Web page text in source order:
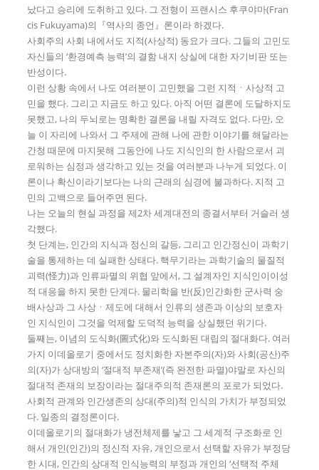
났다고 승리에 도취하고 있다. 그 전형이 프랜시스 후쿠야마(Fran
cis Fukuyama)의『역사의 종언』론이라 하겠다.
사회주의 사회 내에서도 지적(사상적) 동요가 크다. 그들의 고민도
자신들의 ‘환경예측 능력’의 결함 내지 상실에 대한 자기비판 또는
반성이다.
이런 상황 속에서 나도 여러분이 고민했을 그런 지적ㆍ사상적 고
민을 했다. 그리고 지금도 하고 있다. 아직 어떤 결론에 도달하지도
못했고, 나의 두뇌로는 명확한 결론을 내릴 자격도 없다. 다만, 오
늘 이 자리에 나와서 그 주제에 관해 나에 관한 이야기를 해달라는
간청 때문에 마지못해 그동안에 나도 지식인의 한 사람으로서 괴
로워하는 심정과 생각하고 있는 것을 여러분과 나누게 되었다. 이
론이나 확신이라기보다는 나의 근래의 심경에 불과하다. 지적 고
민의 고백으로 들어주면 된다.
나는 오늘의 현실 과정을 제2차 세계대전의 종결서부터 거슬러 생
각했다.
첫 단계는, 인간의 지식과 정신의 갈등, 그리고 인간정신이 과학기
술을 통제하는 데 실패한 상태다. 핵무기라는 과학기술의 물질적
괴력(怪力)과 인류파멸의 위협 앞에서, 그 설계자인 지식인이이성
적 대응을 하지 못한 단계다. 물리학을 반(反)인간화한 군사력 숭
배사상과 그 사상ㆍ제도에 대해서 인류의 생존과 이상의 보호자
인 지식인이 그것을 억제할 도덕적 능력을 상실했던 위기다.
둘째는, 이념의 도식화(圖式化)와 도식화된 대립의 절대화다. 여러
가지 이데올로기 중에서도 정치화한 자본주의(자)와 사회(공산)주
의(자)가 상대방의 ‘절대적 부존재’(즉 완전한 파멸)야말로 자신의
절대적 존재의 보장이라는 절대주의적 존재론의 포로가 되었다.
사회적 관계와 인간생존의 상대(주의)적 인식의 가치가 부정되었
다. 일종의 결정론이다.
이데올로기의 절대화가 냉전체제를 낳고 그 세계적 구조화로 인
해서 개인(인간)의 정신적 자유, 개인으로서 선택할 자유가 부정당
한 시대, 인간의 상대적 인식능력의 부정과 개인의 ‘선택적 주체